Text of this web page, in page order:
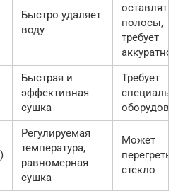
Быстро удаляет
воду
оставлять
полосы,
требует
Быстрая и
эффективная
сушка
Требует
Регулируемая
температура,
равномерная
сушка
Может
перегреть
стекло